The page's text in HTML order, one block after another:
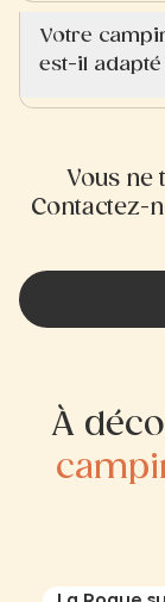
Votre
est-il
Vous ne
Contactez-
À